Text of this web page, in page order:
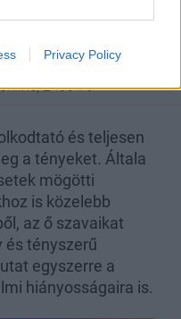
Privacy Policy
zaklatás, a #metoo
2499 Ft
és teljesen
a tényeket. Általa
mögötti
is közelebb
az ő szavaikat
és tényszerű
egyszerre a
hiányosságaira is.